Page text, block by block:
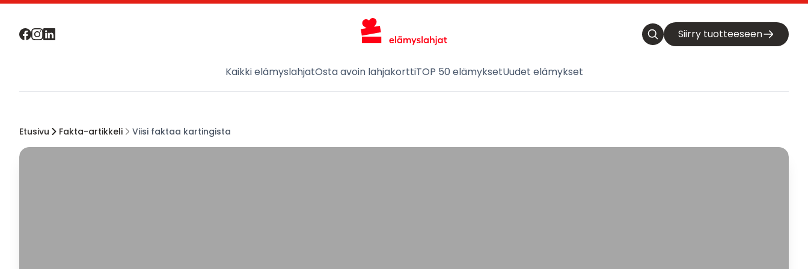
Siirry tuotteeseen
Kaikki elämyslahjatOsta avoin lahjakorttiTOP 50 elämyksetUudet elämykset
Etusivu Fakta-artikkeli Viisi faktaa kartingista